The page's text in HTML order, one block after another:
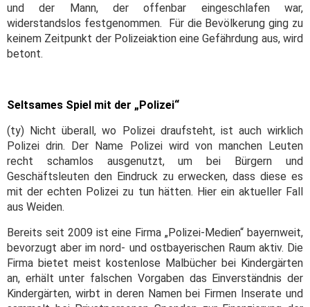
und der Mann, der offenbar eingeschlafen war,
widerstandslos festgenommen. Für die Bevölkerung ging zu
keinem Zeitpunkt der Polizeiaktion eine Gefährdung aus, wird
betont.
Seltsames Spiel mit der „Polizei“
(ty) Nicht überall, wo Polizei draufsteht, ist auch wirklich
Polizei drin. Der Name Polizei wird von manchen Leuten
recht schamlos ausgenutzt, um bei Bürgern und
Geschäftsleuten den Eindruck zu erwecken, dass diese es
mit der echten Polizei zu tun hätten. Hier ein aktueller Fall
aus Weiden.
Bereits seit 2009 ist eine Firma „Polizei-Medien“ bayernweit,
bevorzugt aber im nord- und ostbayerischen Raum aktiv. Die
Firma bietet meist kostenlose Malbücher bei Kindergärten
an, erhält unter falschen Vorgaben das Einverständnis der
Kindergärten, wirbt in deren Namen bei Firmen Inserate und